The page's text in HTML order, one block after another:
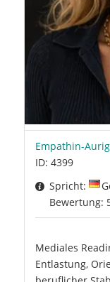
Empathin-
ID: 4399
Spricht:
Bewertung:
Mediales
Entlastung,